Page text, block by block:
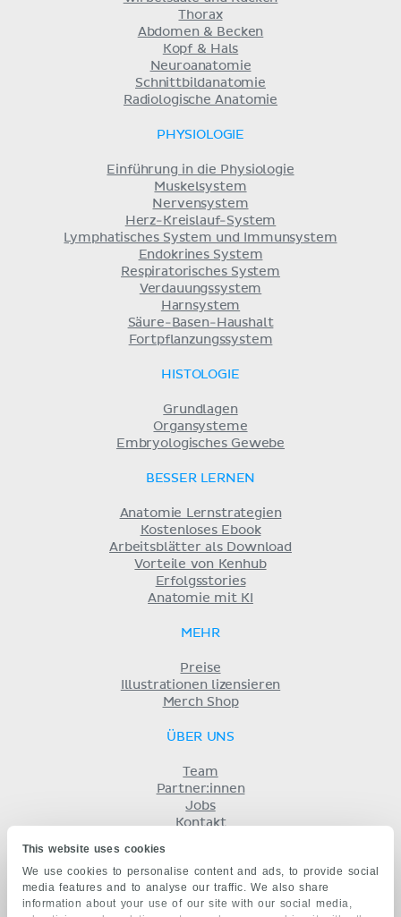
This website uses cookies
We use cookies to personalise content and ads, to provide social
media features and to analyse our traffic. We also share
information about your use of our site with our social media,
Thorax
Abdomen & Becken
Kopf & Hals
Neuroanatomie
Schnittbildanatomie
Radiologische Anatomie
PHYSIOLOGIE
Einführung in die Physiologie
Muskelsystem
Nervensystem
Herz-Kreislauf-System
Lymphatisches System und Immunsystem
Endokrines System
Respiratorisches System
Verdauungssystem
Harnsystem
Säure-Basen-Haushalt
Fortpflanzungssystem
HISTOLOGIE
Grundlagen
Organsysteme
Embryologisches Gewebe
BESSER LERNEN
Anatomie Lernstrategien
Kostenloses Ebook
Arbeitsblätter als Download
Vorteile von Kenhub
Erfolgsstories
Anatomie mit KI
MEHR
Preise
Illustrationen lizensieren
Merch Shop
ÜBER UNS
Team
Partner:innen
Jobs
Kontakt
Geschäftsbedingungen
Datenschutz
KENHUB AUF...